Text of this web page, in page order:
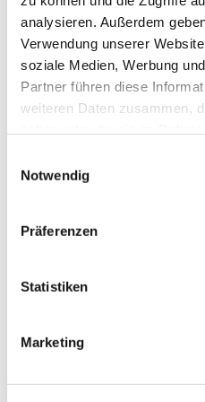
analysieren. Außerdem
Verwendung unserer
soziale Medien, Werbung
Partner führen diese
weiteren Daten zusammen,
Notwendig
Präferenzen
Statistiken
Marketing
Zurücksetzen
Passworts
umgehend per
zugesandt.